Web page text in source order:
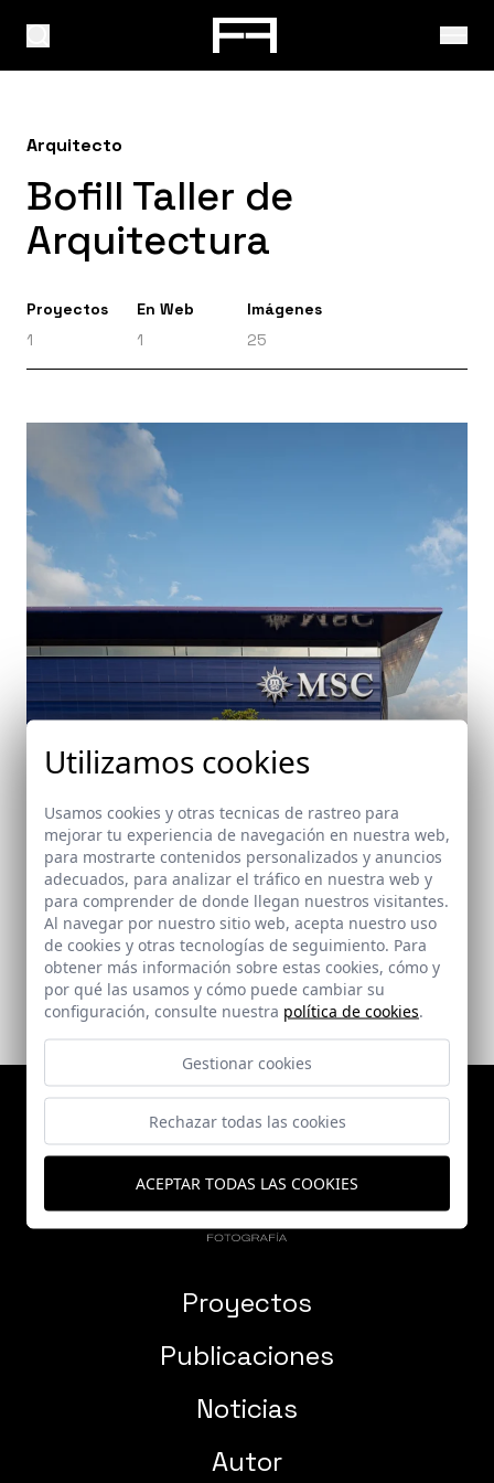
Arquitecto
Bofill Taller de
Arquitectura
Proyectos
1
En Web
1
Imágenes
25
Terminal de Cruceros MSC, Barcelona
Barcelona
Proyectos
Publicaciones
Noticias
Autor
Utilizamos cookies
Usamos cookies y otras tecnicas de rastreo para
mejorar tu experiencia de navegación en nuestra web,
para mostrarte contenidos personalizados y anuncios
adecuados, para analizar el tráfico en nuestra web y
para comprender de donde llegan nuestros visitantes.
Al navegar por nuestro sitio web, acepta nuestro uso
de cookies y otras tecnologías de seguimiento. Para
obtener más información sobre estas cookies, cómo y
por qué las usamos y cómo puede cambiar su
configuración, consulte nuestra política de cookies.
Gestionar cookies
Rechazar todas las cookies
ACEPTAR TODAS LAS COOKIES